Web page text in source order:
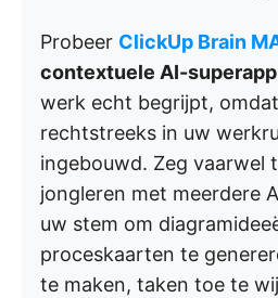
Probeer ClickUp Brain
contextuele AI-
werk echt begrijpt,
rechtstreeks in uw
ingebouwd. Zeg vaarwel
jongleren met meerdere
uw stem om
proceskaarten te
te maken, taken toe te